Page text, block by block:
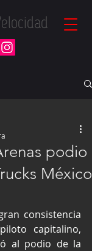
podio
México
consistencia
capitalino,
al podio de la